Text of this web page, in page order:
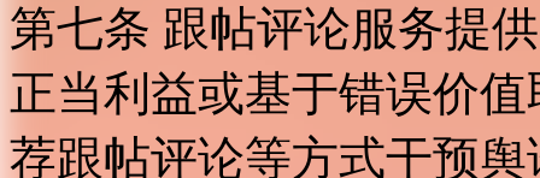
第七条 跟帖评论服务提
正当利益或基于错误价
荐跟帖评论等方式干预